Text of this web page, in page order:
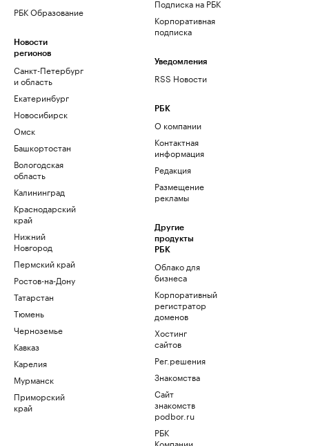
РБК Образование
Новости
регионов
Санкт-Петербург
и область
Екатеринбург
Новосибирск
Омск
Башкортостан
Вологодская
область
Калининград
Краснодарский
край
Нижний
Новгород
Пермский край
Ростов-на-Дону
Татарстан
Тюмень
Черноземье
Кавказ
Карелия
Мурманск
Приморский
край
Подписка на РБК
Корпоративная
подписка
Уведомления
RSS Новости
РБК
О компании
Контактная
информация
Редакция
Размещение
рекламы
Другие
продукты
РБК
Облако для
бизнеса
Корпоративный
регистратор
доменов
Хостинг
сайтов
Рег.решения
Знакомства
Сайт
знакомств
podbor.ru
РБК
Компании